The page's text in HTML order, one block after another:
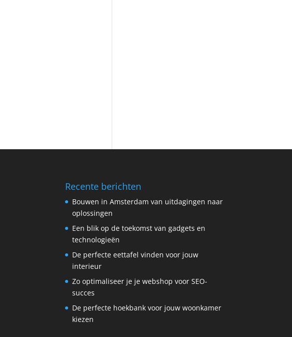
Recente berichten
Bouwen in Amsterdam van uitdagingen naar
oplossingen
Een blik op de toekomst van gadgets en
technologieën
De perfecte eettafel vinden voor jouw
interieur
Zo optimaliseer je je webshop voor SEO-
succes
De perfecte hoekbank voor jouw woonkamer
kiezen